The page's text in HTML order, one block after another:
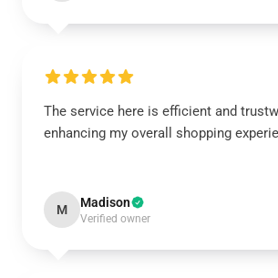
The service here is efficient and
enhancing my overall shopping
M Madison
Verified owner